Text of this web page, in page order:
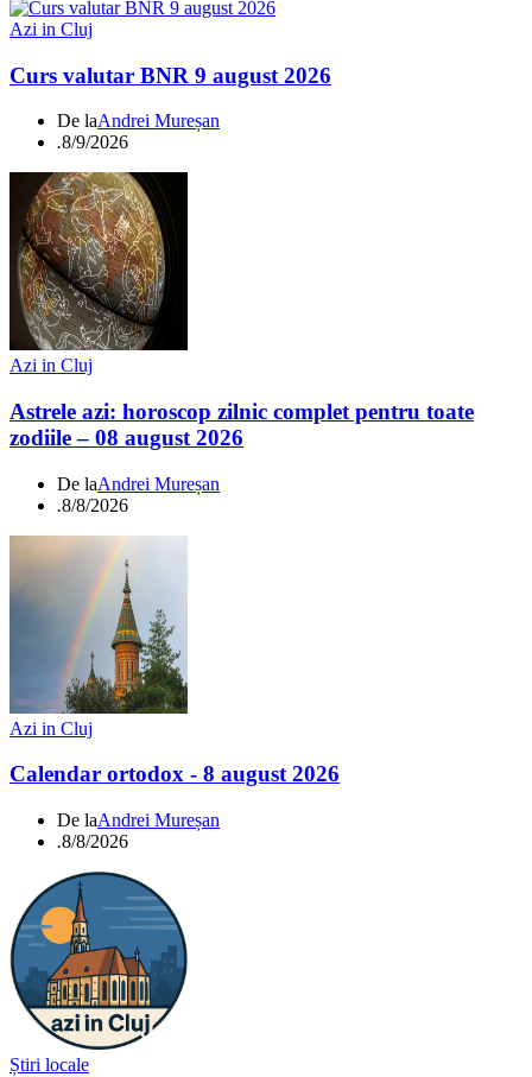
Azi in Cluj
Curs valutar BNR 9 august 2026
De laAndrei Mureșan
.8/9/2026
Azi in Cluj
Astrele azi: horoscop zilnic complet pentru toate
zodiile – 08 august 2026
De laAndrei Mureșan
.8/8/2026
Azi in Cluj
Calendar ortodox - 8 august 2026
De laAndrei Mureșan
.8/8/2026
Știri locale